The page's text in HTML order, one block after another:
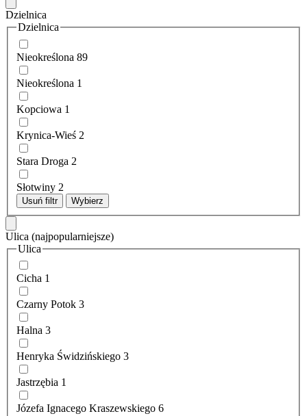
Dzielnica
Dzielnica
Nieokreślona 89
Nieokreślona 1
Kopciowa 1
Krynica-Wieś 2
Stara Droga 2
Słotwiny 2
Usuń filtr Wybierz
Ulica (najpopularniejsze)
Ulica
Cicha 1
Czarny Potok 3
Halna 3
Henryka Świdzińskiego 3
Jastrzębia 1
Józefa Ignacego Kraszewskiego 6